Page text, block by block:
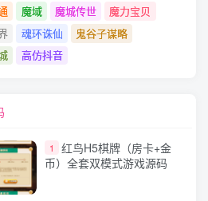
魔域 魔城传世
魔力宝贝
魂环诛仙
鬼谷子谋略
高仿抖音
1
红鸟H5棋牌（房卡+金
币）全套双模式游戏源码